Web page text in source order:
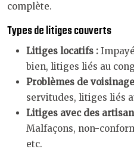
complète.
Types de litiges couverts
Litiges locatifs :
bien, litiges liés au
Problèmes de
servitudes, litiges liés
Litiges avec des
Malfaçons, non-
etc.